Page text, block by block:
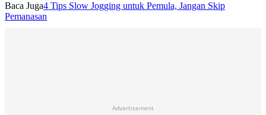
Baca Juga4 Tips Slow Jogging untuk Pemula, Jangan Skip
Pemanasan
Advertisement